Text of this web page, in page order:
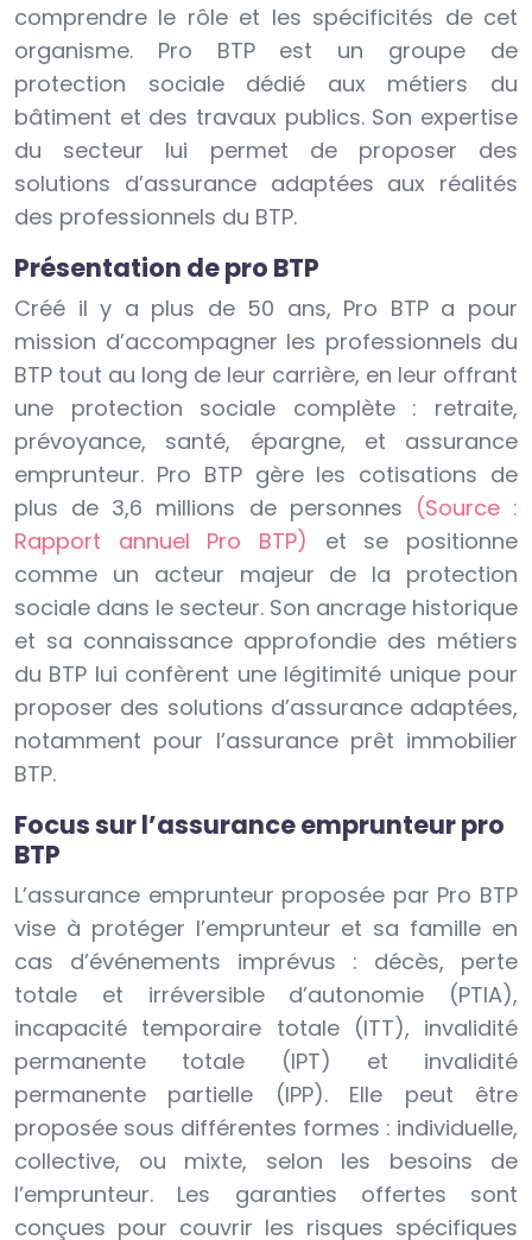
comprendre le rôle et les spécificités de cet
organisme. Pro BTP est un groupe de
protection sociale dédié aux métiers du
bâtiment et des travaux publics. Son expertise
du secteur lui permet de proposer des
solutions d’assurance adaptées aux réalités
des professionnels du BTP.
Présentation de pro BTP
Créé il y a plus de 50 ans, Pro BTP a pour
mission d’accompagner les professionnels du
BTP tout au long de leur carrière, en leur offrant
une protection sociale complète : retraite,
prévoyance, santé, épargne, et assurance
emprunteur. Pro BTP gère les cotisations de
plus de 3,6 millions de personnes (Source :
Rapport annuel Pro BTP) et se positionne
comme un acteur majeur de la protection
sociale dans le secteur. Son ancrage historique
et sa connaissance approfondie des métiers
du BTP lui confèrent une légitimité unique pour
proposer des solutions d’assurance adaptées,
notamment pour l’assurance prêt immobilier
BTP.
Focus sur l’assurance emprunteur pro
BTP
L’assurance emprunteur proposée par Pro BTP
vise à protéger l’emprunteur et sa famille en
cas d’événements imprévus : décès, perte
totale et irréversible d’autonomie (PTIA),
incapacité temporaire totale (ITT), invalidité
permanente totale (IPT) et invalidité
permanente partielle (IPP). Elle peut être
proposée sous différentes formes : individuelle,
collective, ou mixte, selon les besoins de
l’emprunteur. Les garanties offertes sont
conçues pour couvrir les risques spécifiques